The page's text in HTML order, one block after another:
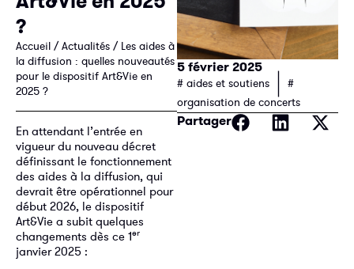
?
Accueil /Actualités / Les aides à
la diffusion : quelles nouveautés
pour le dispositif Art&Vie en
2025 ?
En attendant l’entrée en
vigueur du nouveau décret
définissant le fonctionnement
des aides à la diffusion, qui
devrait être opérationnel pour
début 2026, le dispositif
Art&Vie a subit quelques
changements dès ce 1er
janvier 2025 :
5 février 2025
# aides et soutiens | #
organisation de concerts
Partager